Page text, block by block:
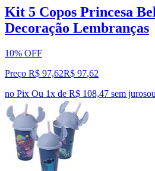
Kit 5 Copos Princesa
Decoração Lembranças
10% OFF
Preço R$ 97,62R$ 97,62
no Pix Ou 1x de R$ 108,47 sem jurosou